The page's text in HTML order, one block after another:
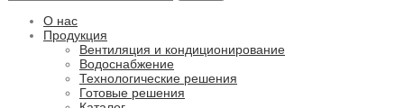
О нас
Продукция
Вентиляция и кондиционирование
Водоснабжение
Технологические решения
Готовые решения